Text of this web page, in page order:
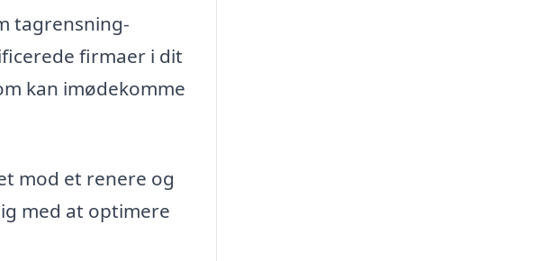
tagrensning-
firmaer i dit
kan imødekomme
mod et renere og
med at optimere